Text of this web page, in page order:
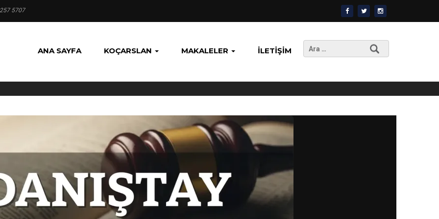
5707
ANA SAYFA KOÇARSLAN MAKALELER İLETIŞIM
Arama: